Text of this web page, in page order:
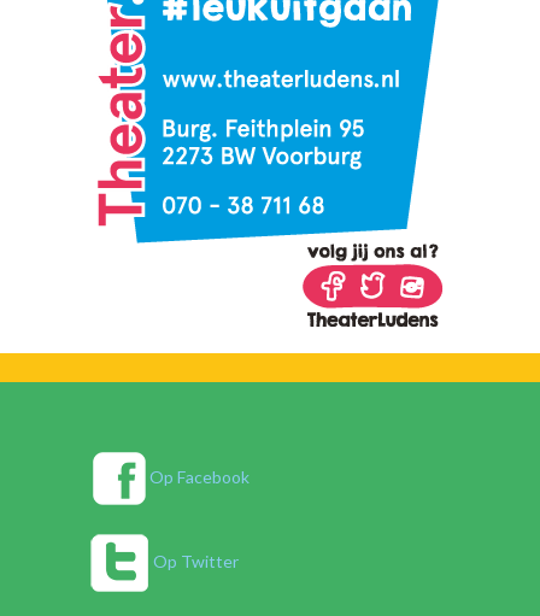
Op Facebook
Op Twitter